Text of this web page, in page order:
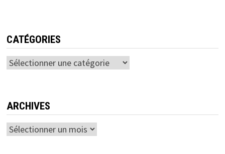
CATÉGORIES
Catégories
ARCHIVES
Archives